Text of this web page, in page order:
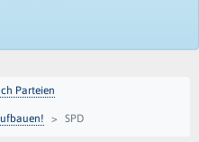
Parteien
SPD